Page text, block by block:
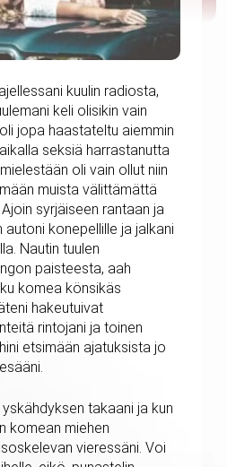
kuulin radiosta,
keli olisikin vain
jopa haastateltu aiemmin
seksiä harrastanutta
oli vain ollut niin
muista välittämättä
syrjäiseen rantaan ja
autoni konepellille ja jalkani
Nautin tuulen
paisteesta, aah
komea könsikäs
hakeutuivat
rintojani ja toinen
etsimään ajatuksista jo
yskähdyksen takaani ja kun
komean miehen
vieressäni. Voi